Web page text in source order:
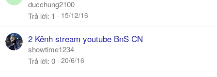
ducchung2100
Trả lời 1 15/12/16
2 Kênh stream youtube BnS CN
showtime1234
Trả lời 0 20/6/16